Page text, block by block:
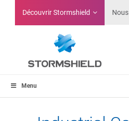
Découvrir Stormshield
Menu